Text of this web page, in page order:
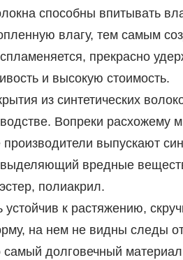
способны впитывать
влагу, тем самым
прекрасно
и высокую стоимость.
из синтетических
Вопреки расхожему
выпускают
вредные
полиакрил.
устойчив к растяжению,
на нем не видны следы
самый долговечный